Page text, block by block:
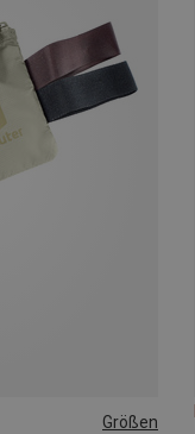
Größen